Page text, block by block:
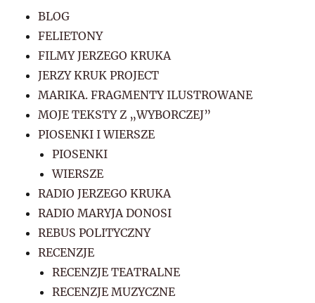
BLOG
FELIETONY
FILMY JERZEGO KRUKA
JERZY KRUK PROJECT
MARIKA. FRAGMENTY ILUSTROWANE
MOJE TEKSTY Z „WYBORCZEJ”
PIOSENKI I WIERSZE
PIOSENKI
WIERSZE
RADIO JERZEGO KRUKA
RADIO MARYJA DONOSI
REBUS POLITYCZNY
RECENZJE
RECENZJE TEATRALNE
RECENZJE MUZYCZNE